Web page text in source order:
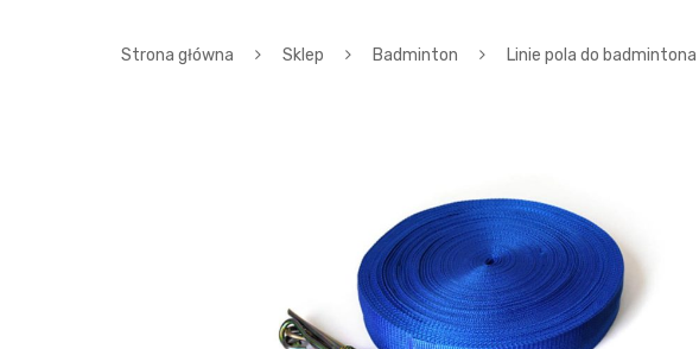
Strona główna Sklep Badminton Linie pola do badmintona